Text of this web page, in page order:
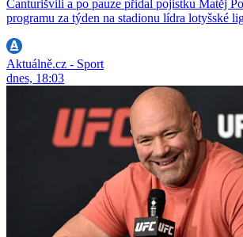
Čanturišvili a po pauze přidal pojistku Matěj
programu za týden na stadionu lídra lotyšské
Aktuálně.cz - Sport
dnes, 18:03